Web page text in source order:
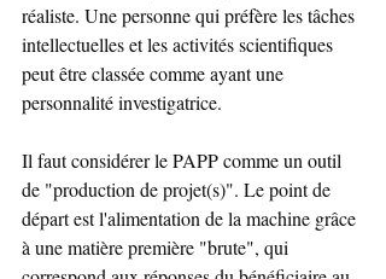
réaliste. Une personne qui préfère les tâches
intellectuelles et les activités scientifiques
peut être classée comme ayant une
personnalité investigatrice.
Il faut considérer le PAPP comme un outil
de "production de projet(s)". Le point de
départ est l'alimentation de la machine grâce
à une matière première "brute", qui